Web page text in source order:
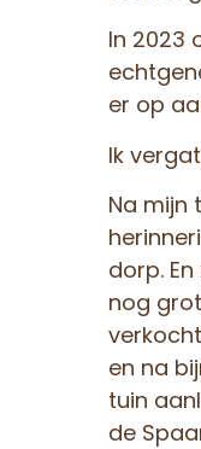
In 2023
er op
Ik
Na mijn
dorp.
nog
en na
tuin
de